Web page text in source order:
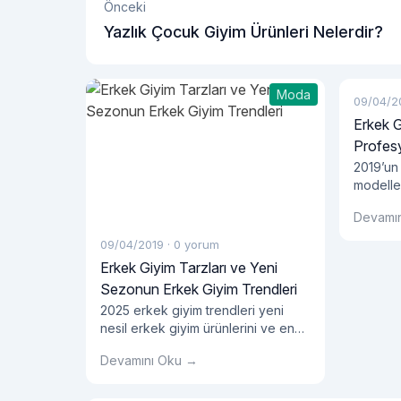
Önceki
Yazlık Çocuk Giyim Ürünleri Nelerdir?
Moda
09/04/2019 · 0 yorum
Erkek Giyim Tarzları ve Yeni
Sezonun Erkek Giyim Trendleri
2025 erkek giyim trendleri yeni
nesil erkek giyim ürünlerini ve en
çekmeye devam ediyor. En dikkat
Devamını Oku →
09/04/
Erkek